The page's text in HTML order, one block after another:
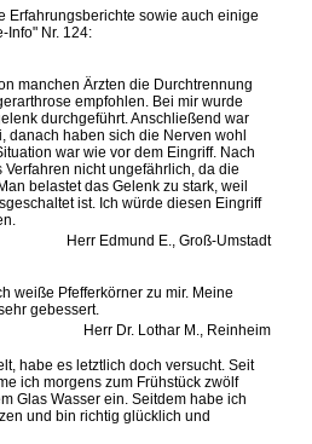
Erfahrungsberichte sowie auch einige
Info" Nr. 124:
manchen Ärzten die Durchtrennung
empfohlen. Bei mir wurde
durchgeführt. Anschließend war
danach haben sich die Nerven wohl
war wie vor dem Eingriff. Nach
nicht ungefährlich, da die
belastet das Gelenk zu stark, weil
ist. Ich würde diesen Eingriff
Herr Edmund E., Groß-Umstadt
weiße Pfefferkörner zu mir. Meine
gebessert.
Herr Dr. Lothar M., Reinheim
habe es letztlich doch versucht. Seit
ich morgens zum Frühstück zwölf
Glas Wasser ein. Seitdem habe ich
und bin richtig glücklich und